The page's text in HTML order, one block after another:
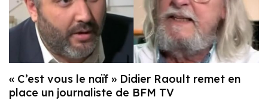
« C’est vous le naïf » Didier Raoult remet en
place un journaliste de BFM TV